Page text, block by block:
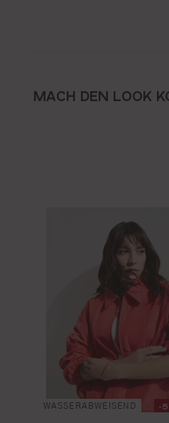
MACH DEN LOOK
WASSERABWEISEND -